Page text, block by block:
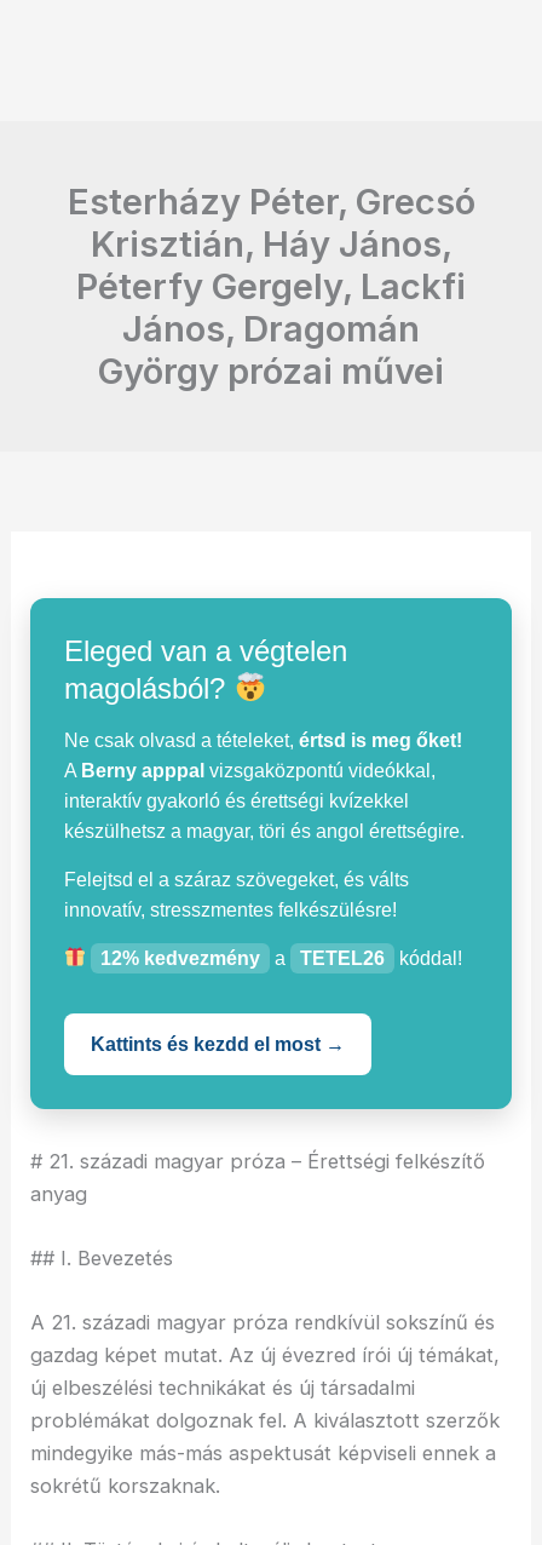
Esterházy Péter, Grecsó
Krisztián, Háy János,
Péterfy Gergely, Lackfi
János, Dragomán
György prózai művei
Eleged van a végtelen
magolásból?
Ne csak olvasd a tételeket,értsd is meg őket!
A Berny apppal vizsgaközpontú videókkal,
interaktív gyakorló és érettségi kvízekkel
készülhetsz a magyar, töri és angol érettségire.
Felejtsd el a száraz szövegeket, és válts
innovatív, stresszmentes felkészülésre!
12% kedvezmény a TETEL26 kóddal!
Kattints és kezdd el most →
# 21. századi magyar próza – Érettségi felkészítő
anyag
## I. Bevezetés
A 21. századi magyar próza rendkívül sokszínű és
gazdag képet mutat. Az új évezred írói új témákat,
új elbeszélési technikákat és új társadalmi
problémákat dolgoznak fel. A kiválasztott szerzők
mindegyike más-más aspektusát képviseli ennek a
sokrétű korszaknak.